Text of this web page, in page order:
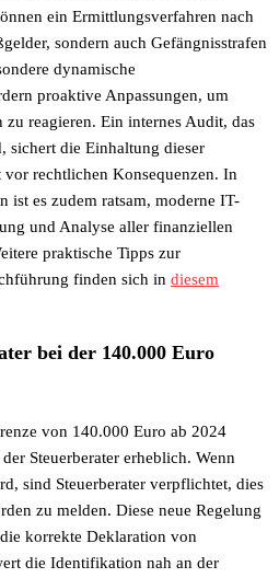
ein Ermittlungsverfahren nach
sondern auch Gefängnisstrafen
dynamische
proaktive Anpassungen, um
reagieren. Ein internes Audit, das
sichert die Einhaltung dieser
rechtlichen Konsequenzen. In
ist es zudem ratsam, moderne IT-
und Analyse aller finanziellen
praktische Tipps zur
finden sich in diesem
bei der 140.000 Euro
von 140.000 Euro ab 2024
Steuerberater erheblich. Wenn
sind Steuerberater verpflichtet, dies
zu melden. Diese neue Regelung
korrekte Deklaration von
die Identifikation nah an der